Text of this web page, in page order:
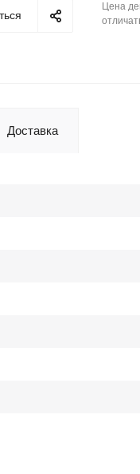
Цена
Доставка